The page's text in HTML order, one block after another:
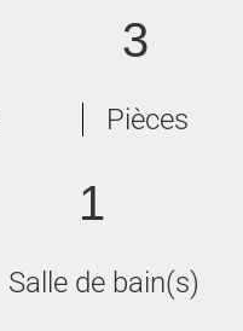
3
Pièces
1
Salle de bain(s)